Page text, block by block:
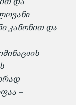
კანონით და
–